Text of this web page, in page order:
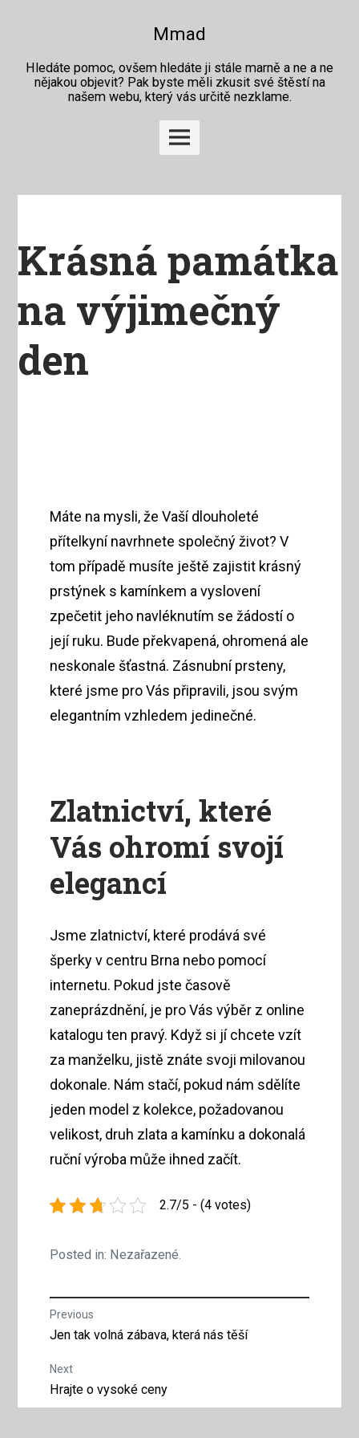
Mmad
Hledáte pomoc, ovšem hledáte ji stále marně a ne a ne
nějakou objevit? Pak byste měli zkusit své štěstí na
našem webu, který vás určitě nezklame.
Main
Menu
Krásná památka
na výjimečný
den
Máte na mysli, že Vaší dlouholeté
přítelkyní navrhnete společný život? V
tom případě musíte ještě zajistit krásný
prstýnek s kamínkem a vyslovení
zpečetit jeho navléknutím se žádostí o
její ruku. Bude překvapená, ohromená ale
neskonale šťastná. Zásnubní prsteny,
které jsme pro Vás připravili, jsou svým
elegantním vzhledem jedinečné.
Zlatnictví, které
Vás ohromí svojí
elegancí
Jsme zlatnictví, které prodává své
šperky v centru Brna nebo pomocí
internetu. Pokud jste časově
zaneprázdnění, je pro Vás výběr z online
katalogu ten pravý. Když si jí chcete vzít
za manželku, jistě znáte svoji milovanou
dokonale. Nám stačí, pokud nám sdělíte
jeden model z kolekce, požadovanou
velikost, druh zlata a kamínku a dokonalá
ruční výroba může ihned začít.
2.7/5 - (4 votes)
Posted in: Nezařazené.
Navigace
pro
příspěvek
Previous
Previous
Jen tak volná zábava, která nás těší
Next
Next
post:
Hrajte o vysoké ceny